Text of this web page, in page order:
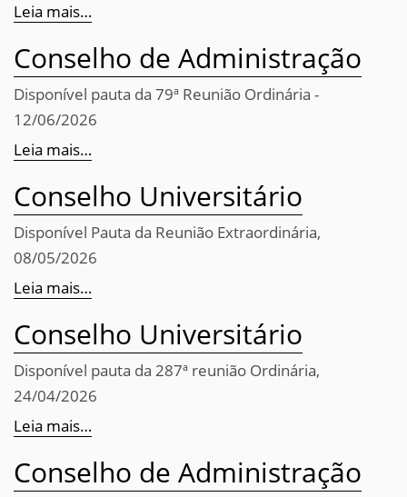
Leia mais…
Conselho de Administração
Disponível pauta da 79ª Reunião Ordinária -
12/06/2026
Leia mais…
Conselho Universitário
Disponível Pauta da Reunião Extraordinária,
08/05/2026
Leia mais…
Conselho Universitário
Disponível pauta da 287ª reunião Ordinária,
24/04/2026
Leia mais…
Conselho de Administração